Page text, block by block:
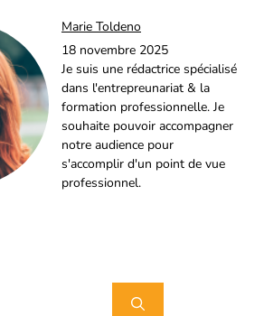
Marie Toldeno
18 novembre 2025
Je suis une rédactrice spécialisé
dans l'entrepreunariat & la
formation professionnelle. Je
souhaite pouvoir accompagner
notre audience pour
s'accomplir d'un point de vue
professionnel.